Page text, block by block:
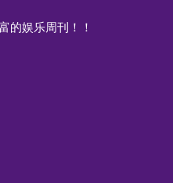
的娱乐周刊！！